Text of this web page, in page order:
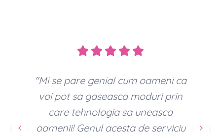
"Pentru mine a fost super tare, e
ceva ce nu prea vezi la nunți, am
anunțat prin entertainer că avem
așa ceva și lumea să pună pozele